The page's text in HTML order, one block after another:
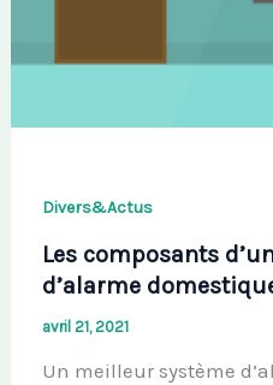
Divers&Actus
Les composants
d’alarme
avril 21, 2021
Un meilleur système